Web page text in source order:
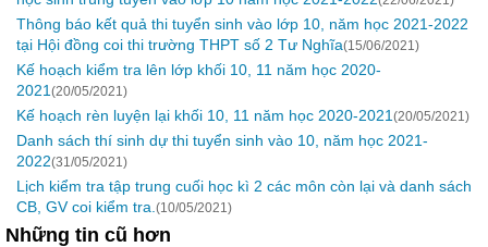
Thông báo kết quả thi tuyển sinh vào lớp 10, năm học 2021-2022
tại Hội đồng coi thi trường THPT số 2 Tư Nghĩa(15/06/2021)
Kế hoạch kiểm tra lên lớp khối 10, 11 năm học 2020-
2021 (20/05/2021)
Kế hoạch rèn luyện lại khối 10, 11 năm học 2020-2021 (20/05/2021)
Danh sách thí sinh dự thi tuyển sinh vào 10, năm học 2021-
2022(31/05/2021)
Lịch kiểm tra tập trung cuối học kì 2 các môn còn lại và danh sách
CB, GV coi kiểm tra. (10/05/2021)
Những tin cũ hơn